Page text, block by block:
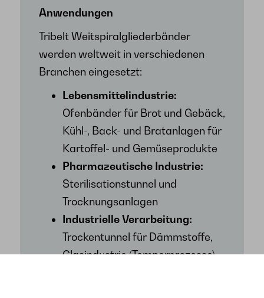
Anwendungen
Tribelt Weitspiralgliederbänder
werden weltweit in verschiedenen
Branchen eingesetzt:
Lebensmittelindustrie:
Ofenbänder für Brot und Gebäck,
Kühl-, Back- und Bratanlagen für
Kartoffel- und Gemüseprodukte
Pharmazeutische Industrie:
Sterilisationstunnel und
Trocknungsanlagen
Industrielle Verarbeitung:
Trockentunnel für Dämmstoffe,
Glasindustrie (Temperprozesse),